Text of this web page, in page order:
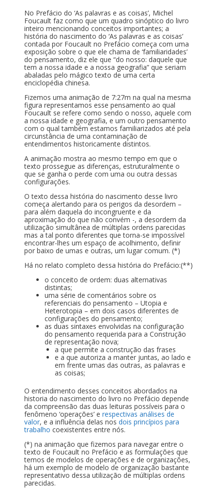
No Prefácio do ‘As palavras e as coisas’, Michel
Foucault faz como que um quadro sinóptico do livro
inteiro mencionando conceitos importantes; a
história do nascimento do ‘As palavras e as coisas’
contada por Foucault no Prefácio começa com uma
exposição sobre o que ele chama de ‘familiaridades’
do pensamento, diz ele que “do nosso: daquele que
tem a nossa idade e a nossa geografia” que seriam
abaladas pelo mágico texto de uma certa
enciclopédia chinesa.
Fizemos uma animação de 7:27m na qual na mesma
figura representamos esse pensamento ao qual
Foucault se refere como sendo o nosso, aquele com
a nossa idade e geografia, e um outro pensamento
com o qual também estamos familiarizados até pela
circunstância de uma contaminação de
entendimentos historicamente distintos.
A animação mostra ao mesmo tempo em que o
texto prossegue as diferenças, estruturalmente o
que se ganha o perde com uma ou outra dessas
configurações.
O texto dessa história do nascimento desse livro
começa alertando para os perigos da desordem –
para além daquela do incongruente e da
aproximação do que não convém -, a desordem da
utilização simultânea de múltiplas ordens parecidas
mas a tal ponto diferentes que torna-se impossível
encontrar-lhes um espaço de acolhimento, definir
por baixo de umas e outras, um lugar comum. (*)
Há no relato completo dessa história do Prefácio:(**)
o conceito de ordem: duas alternativas
distintas;
uma série de comentários sobre os
referenciais do pensamento – Utopia e
Heterotopia – em dois casos diferentes de
configurações do pensamento;
as duas sintaxes envolvidas na configuração
do pensamento requerida para a Construção
de representação nova;
a que permite a construção das frases
e a que autoriza a manter juntas, ao lado e
em frente umas das outras, as palavras e
as coisas;
O entendimento desses conceitos abordados na
historia do nascimento do livro no Prefácio depende
da compreensão das duas leituras possíveis para o
fenômeno ‘operações’ e respectivas análises de
valor, e a influência delas nos dois princípios para
trabalho coexistentes entre nós.
(*) na animação que fizemos para navegar entre o
texto de Foucault no Prefácio e as formulações que
temos de modelos de operações e de organizações,
há um exemplo de modelo de organização bastante
representativo dessa utilização de múltiplas ordens
parecidas.